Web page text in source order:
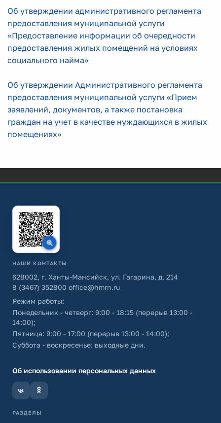
Об утверждении административного регламента
предоставления муниципальной услуги
«Предоставление информации об очередности
предоставления жилых помещений на условиях
социального найма»
Об утверждении Административного регламента
предоставления муниципальной услуги «Прием
заявлений, документов, а также постановка
граждан на учет в качестве нуждающихся в жилых
помещениях»
НАШИ КОНТАКТЫ
628002, г. Ханты-Мансийск, ул. Гагарина, д. 214
8 (3467) 352800 office@hmrn.ru
Режим работы:
Понедельник - четверг: 9:00 - 18:15 (перерыв 13:00 -
14:00);
Пятница: 9:00 - 17:00 (перерыв 13:00 - 14:00);
Суббота - воскресенье: выходные дни.
Об использовании персональных данных
РАЗДЕЛЫ